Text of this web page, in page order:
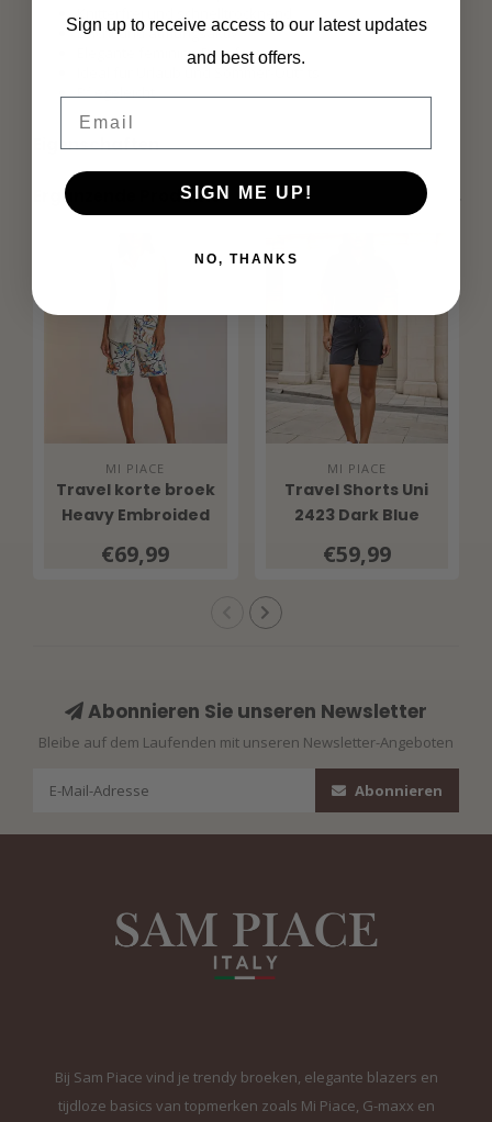
Knitterfrei und schnelltrocknend
Leicht und atmungsaktiv
Elegante feminine Passform
Pflegeleicht
Eigenschaften
Ergänzende Produkte
MI PIACE
Travel korte broek
Heavy Embroided
Multicolour
€69,99
MI PIACE
Travel Shorts Uni
2423 Dark Blue
€59,99
Abonnieren Sie unseren Newsletter
Bleibe auf dem Laufenden mit unseren Newsletter-Angeboten
Abonnieren
Bij Sam Piace vind je trendy broeken, elegante blazers en
tijdloze basics van topmerken zoals Mi Piace, G-maxx en
Sign up to receive access to our latest updates
and best offers.
SIGN ME UP!
NO, THANKS